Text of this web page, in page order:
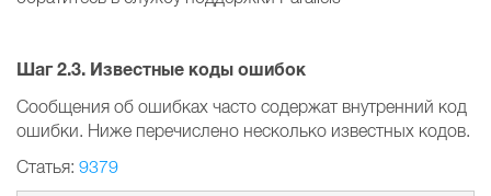
Шаг 2.3. Известные коды ошибок
Сообщения об ошибках часто содержат внутренний код
ошибки. Ниже перечислено несколько известных кодов.
Статья: 9379